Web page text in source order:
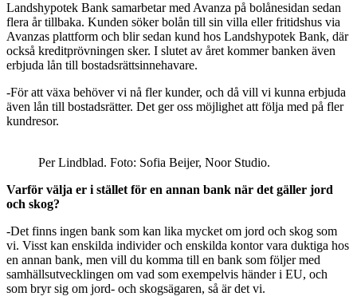
Landshypotek Bank samarbetar med Avanza på bolånesidan sedan
flera år tillbaka. Kunden söker bolån till sin villa eller fritidshus via
Avanzas plattform och blir sedan kund hos Landshypotek Bank, där
också kreditprövningen sker. I slutet av året kommer banken även
erbjuda lån till bostadsrättsinnehavare.
-För att växa behöver vi nå fler kunder, och då vill vi kunna erbjuda
även lån till bostadsrätter. Det ger oss möjlighet att följa med på fler
kundresor.
Per Lindblad. Foto: Sofia Beijer, Noor Studio.
Varför välja er i stället för en annan bank när det gäller jord
och skog?
-Det finns ingen bank som kan lika mycket om jord och skog som
vi. Visst kan enskilda individer och enskilda kontor vara duktiga hos
en annan bank, men vill du komma till en bank som följer med
samhällsutvecklingen om vad som exempelvis händer i EU, och
som bryr sig om jord- och skogsägaren, så är det vi.